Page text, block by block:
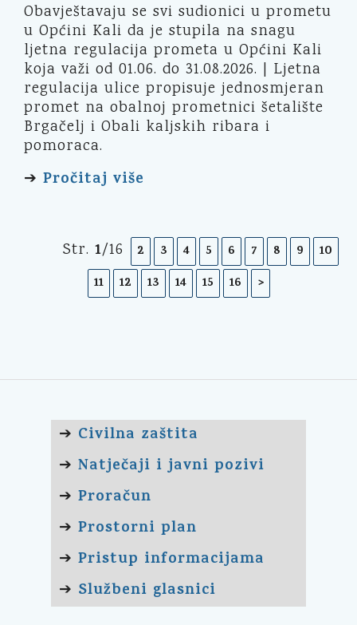
Obavještavaju se svi sudionici u prometu
u Općini Kali da je stupila na snagu
ljetna regulacija prometa u Općini Kali
koja važi od 01.06. do 31.08.2026. | Ljetna
regulacija ulice propisuje jednosmjeran
promet na obalnoj prometnici šetalište
Brgačelj i Obali kaljskih ribara i
pomoraca.
➔ Pročitaj više
Str. 1/16
➔ Civilna zaštita
➔ Natječaji i javni pozivi
➔ Proračun
➔ Prostorni plan
➔ Pristup informacijama
➔ Službeni glasnici